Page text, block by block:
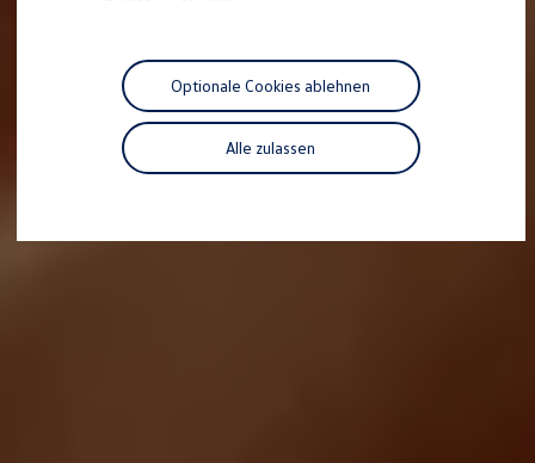
R-Kollektion
GTI Kollektion
Fußball Drop
we drive football
#wedriveproud
Besitzer und Service
Alle zulassen
Optionale Cookies ablehnen